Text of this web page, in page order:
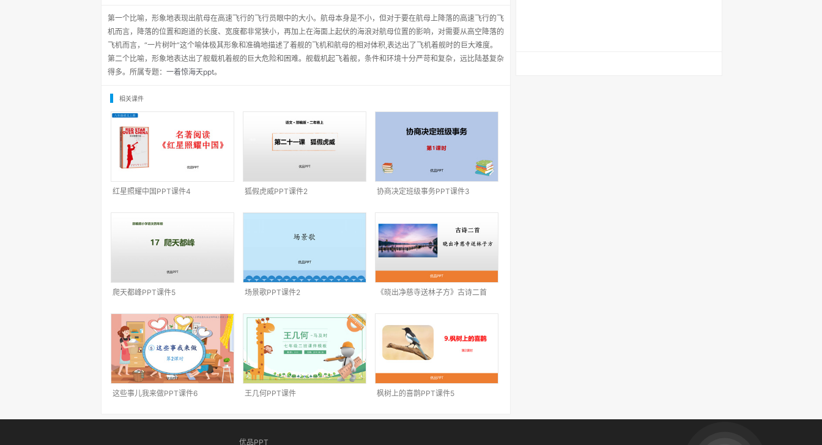
第一个比喻，形象地表现出航母在高速飞行的飞行员眼中的大小。航母本身是不小，但对于要在航母上降落的高速飞行的飞
机而言，降落的位置和跑道的长度、宽度都非常狭小，再加上在海面上起伏的海浪对航母位置的影响，对需要从高空降落的
飞机而言，“一片树叶”这个喻体极其形象和准确地描述了着舰的飞机和航母的相对体积,表达出了飞机着舰时的巨大难度。
第二个比喻，形象地表达出了舰载机着舰的巨大危险和困难。舰载机起飞着舰，条件和环境十分严苛和复杂，远比陆基复杂
得多。所属专题： 一着惊海天ppt。
相关课件
红星照耀中国PPT课件4 狐假虎威PPT课件2 协商决定班级事务PPT课件3
爬天都峰PPT课件5 场景歌PPT课件2
《晓出净慈寺送林子方》古诗二首
这些事儿我来做PPT课件6 王几何PPT课件 枫树上的喜鹊PPT课件5
优品PPT